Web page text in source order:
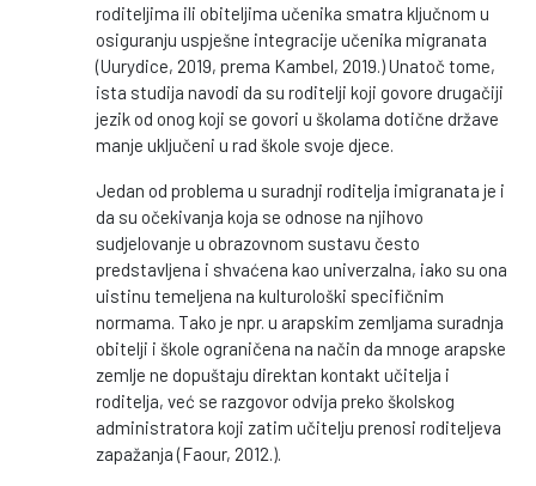
roditeljima ili obiteljima učenika smatra ključnom u
osiguranju uspješne integracije učenika migranata
(Uurydice, 2019, prema Kambel, 2019.) Unatoč tome,
ista studija navodi da su roditelji koji govore drugačiji
jezik od onog koji se govori u školama dotične države
manje uključeni u rad škole svoje djece.
Jedan od problema u suradnji roditelja imigranata je i
da su očekivanja koja se odnose na njihovo
sudjelovanje u obrazovnom sustavu često
predstavljena i shvaćena kao univerzalna, iako su ona
uistinu temeljena na kulturološki specifičnim
normama. Tako je npr. u arapskim zemljama suradnja
obitelji i škole ograničena na način da mnoge arapske
zemlje ne dopuštaju direktan kontakt učitelja i
roditelja, već se razgovor odvija preko školskog
administratora koji zatim učitelju prenosi roditeljeva
zapažanja (Faour, 2012.).